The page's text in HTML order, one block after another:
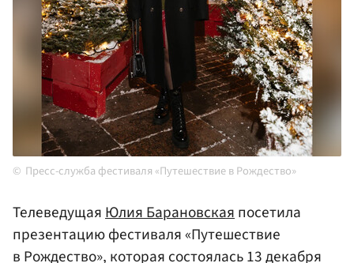
Пресс-служба фестиваля «Путешествие в Рождество»
ТелеведущаяЮлия Барановскаяпосетила
презентацию фестиваля «Путешествие
в Рождество», которая состоялась 13 декабря